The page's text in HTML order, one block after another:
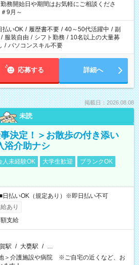
開始日や期間はお気軽にご相談くださ
9月～
払いOK / 履歴書不要 / 40～50代活躍中 / 副
/ 服装自由 / シフト勤務 / 10名以上の大量募
/ パソコンスキル不要
応募する 詳細へ
掲載日：2026.08.08
未読
決定！＞お散歩の付き添い
浴介助ナシ
人未経験OK 大学生歓迎
ブランクOK
払いOK（規定あり）※即日払い不可
あり
支給
駅 / 大甕駅 / …
＞介護施設や病院 ※ご自宅の近くなど、お